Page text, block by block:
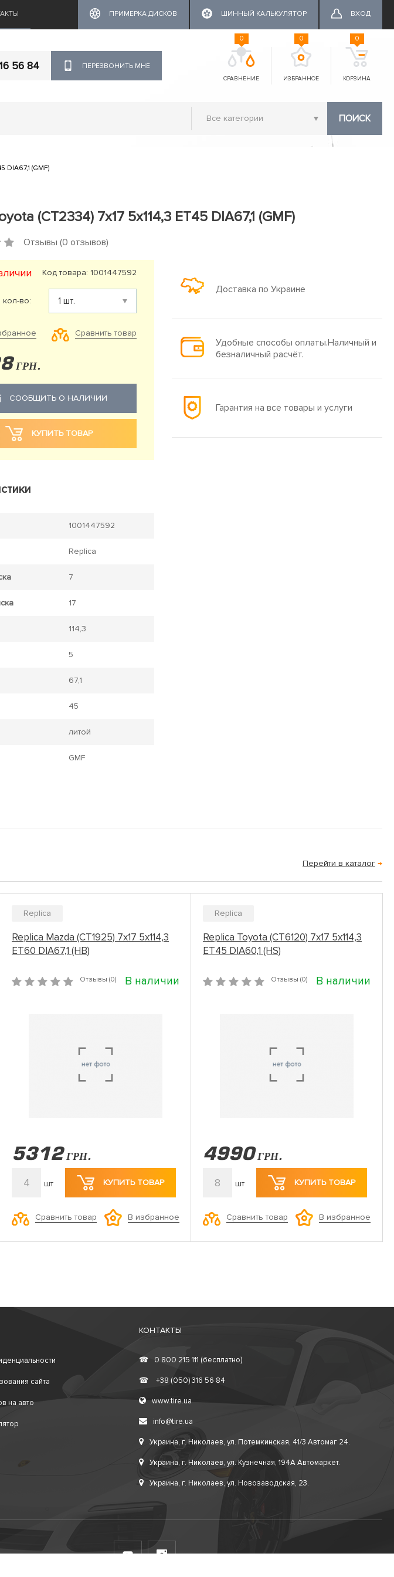
ПРИМЕРКА ДИСКОВ ШИННЫЙ КАЛЬКУЛЯТОР ВХОД
56 84 ПЕРЕЗВОНИТЬ МНЕ
СРАВНЕНИЕ
0
ИЗБРАННОЕ
0
КОРЗИНА
0
ПОИСК
DIA67,1 (GMF)
(CT2334) 7x17 5x114,3 ET45 DIA67,1 (GMF)
Отзывы (0 отзывов)
Код товара: 1001447592
во:
Сравнить товар
ГРН.
СООБЩИТЬ О НАЛИЧИИ
КУПИТЬ ТОВАР
Доставка по Украине
Удобные способы оплаты.Наличный и
безналичный расчёт.
Гарантия на все товары и услуги
1001447592
Replica
7
17
114,3
5
67,1
45
литой
GMF
Перейти в каталог →
Replica
Replica Mazda (CT1925) 7x17 5x114,3
ET60 DIA67,1 (HB)
Отзывы (0) В наличии
5312 ГРН.
4 шт КУПИТЬ ТОВАР
Сравнить товар В избранное
Replica
Replica Toyota (CT6120) 7x17 5x114,3
ET45 DIA60,1 (HS)
Отзывы (0) В наличии
4990 ГРН.
8 шт КУПИТЬ ТОВАР
Сравнить товар В избранное
сайта
на авто
КОНТАКТЫ
☎ 0 800 215 111 (бесплатно)
☎ +38 (050) 316 56 84
www.tire.ua
info@tire.ua
Украина, г. Николаев, ул. Потемкинская, 41/3 Автомаг 24.
Украина, г. Николаев, ул. Кузнечная, 194А Автомаркет.
Украина, г. Николаев, ул. Новозаводская, 23.